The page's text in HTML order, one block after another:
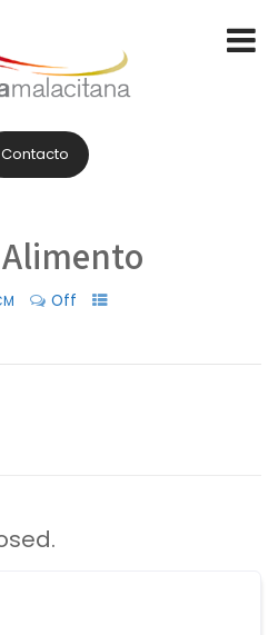
Contacto
Off